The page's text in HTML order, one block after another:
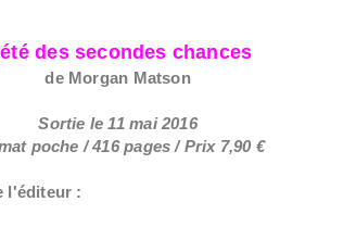
des secondes chances
de Morgan Matson
Sortie le 11 mai 2016
poche / 416 pages / Prix 7,90 €
l'éditeur :